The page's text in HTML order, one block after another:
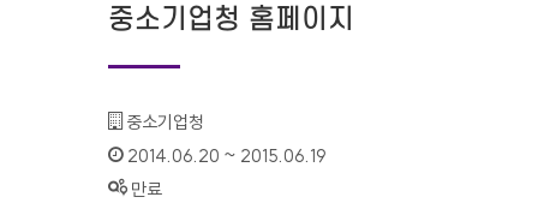
중소기업청 홈페이지
기관명 :
중소기업청
인증기간 :
2014.06.20 ~ 2015.06.19
상태 :
만료